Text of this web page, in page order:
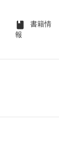
書籍情
報